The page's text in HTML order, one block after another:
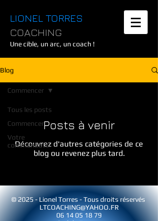
LIONEL TORRES
COACHING
Une cible, un arc, un coach !
Blog
Tous les posts
Commencer
Votre
communauté
Commencer
Posts à venir
Découvrez d'autres catégories de ce
blog ou revenez plus tard.
© 2025 - Lionel Torres - Tous droits réservés
LTCOACHING@YAHOO.FR
06 14 05 18 79